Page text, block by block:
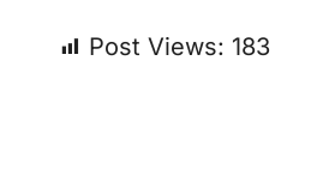
Post Views: 183